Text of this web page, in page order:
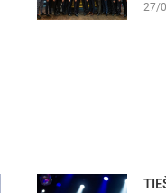
27/